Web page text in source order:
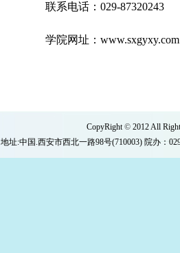
联系电话：029-87320243
学院网址：www.sxgyxy.com
CopyRight© 2012 All
地址:中国.西安市西北一路98号(710003) 院办：